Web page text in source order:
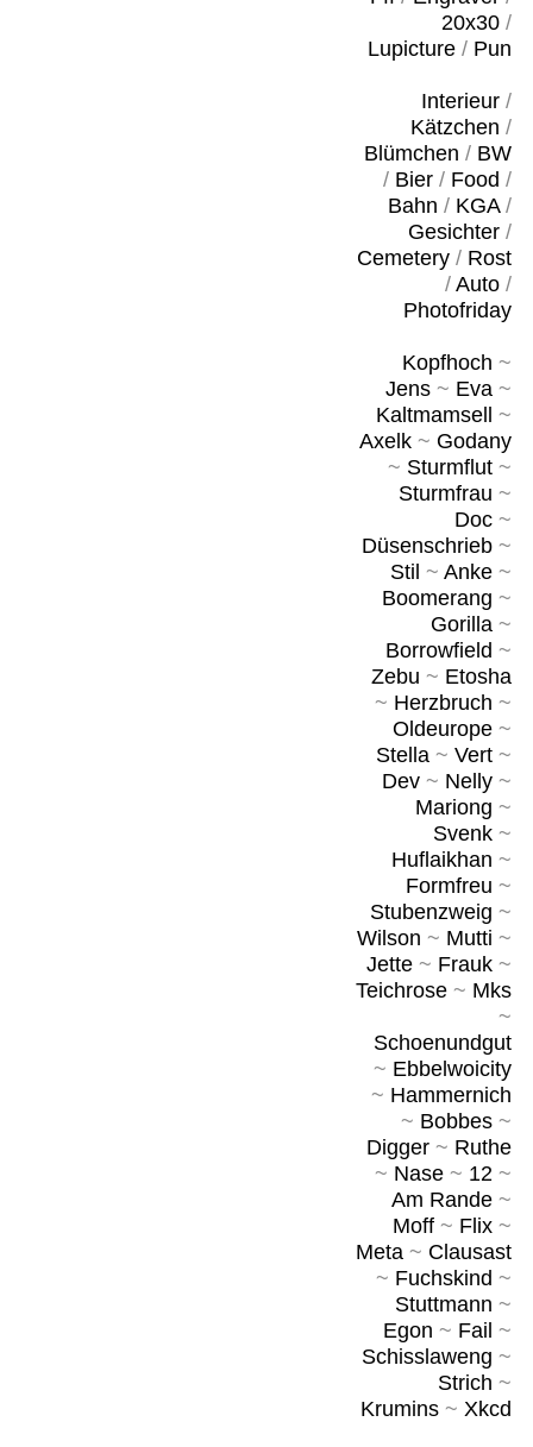
20x30/
Lupicture/ Pun
Interieur/
Kätzchen /
Blümchen / BW
/ Bier/ Food /
Bahn / KGA/
Gesichter/
Cemetery/ Rost
/ Auto/
Photofriday
Kopfhoch ~
Jens~ Eva~
Kaltmamsell
~
Axelk~ Godany
~ Sturmflut~
Sturmfrau ~
Doc~
Düsenschrieb~
Stil ~ Anke~
Boomerang ~
Gorilla~
Borrowfield ~
Zebu ~ Etosha
~ Herzbruch ~
Oldeurope~
Stella~ Vert~
Dev~ Nelly~
Mariong ~
Svenk~
Huflaikhan ~
Formfreu ~
Stubenzweig ~
Wilson ~ Mutti ~
Jette~ Frauk~
Teichrose~ Mks
~
Schoenundgut
~ Ebbelwoicity
~ Hammernich
~ Bobbes~
Digger~ Ruthe
~ Nase~ 12~
Am Rande~
Moff~ Flix~
Meta~ Clausast
~ Fuchskind ~
Stuttmann ~
Egon ~ Fail ~
Schisslaweng ~
Strich ~
Krumins~ Xkcd